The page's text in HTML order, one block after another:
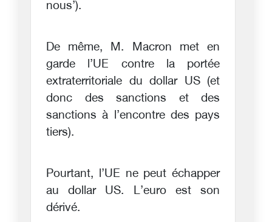
nous’).
De même, M. Macron met en
garde l’UE contre la portée
extraterritoriale du dollar US (et
donc des sanctions et des
sanctions à l’encontre des pays
tiers).
Pourtant, l’UE ne peut échapper
au dollar US. L’euro est son
dérivé.